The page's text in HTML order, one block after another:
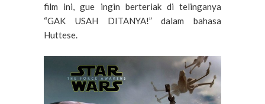
film ini, gue ingin berteriak di telinganya
“GAK USAH DITANYA!” dalam bahasa
Huttese.